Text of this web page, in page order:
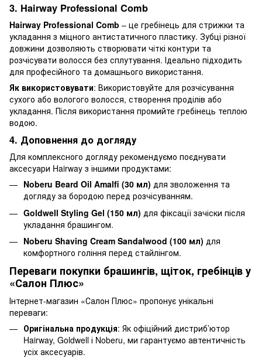
3. Hairway Professional Comb
Hairway Professional Comb – це гребінець для стрижки та
укладання з міцного антистатичного пластику. Зубці різної
довжини дозволяють створювати чіткі контури та
розчісувати волосся без сплутування. Ідеально підходить
для професійного та домашнього використання.
Як використовувати: Використовуйте для розчісування
сухого або вологого волосся, створення проділів або
укладання. Після використання промийте гребінець теплою
водою.
4. Доповнення до догляду
Для комплексного догляду рекомендуємо поєднувати
аксесуари Hairway з іншими продуктами:
Noberu Beard Oil Amalfi (30 мл) для зволоження та
догляду за бородою перед розчісуванням.
Goldwell Styling Gel (150 мл) для фіксації зачіски після
укладання брашингом.
Noberu Shaving Cream Sandalwood (100 мл) для
комфортного гоління перед стайлінгом.
Переваги покупки брашингів, щіток, гребінців у
«Салон Плюс»
Інтернет-магазин «Салон Плюс» пропонує унікальні
переваги:
Оригінальна продукція: Як офіційний дистриб’ютор
Hairway, Goldwell і Noberu, ми гарантуємо автентичність
усіх аксесуарів.